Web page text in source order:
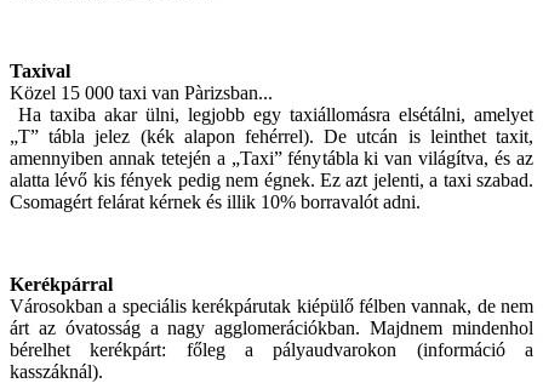
Taxival
Közel 15 000 taxi van Pàrizsban...
Ha taxiba akar ülni, legjobb egy taxiállomásra elsétálni, amelyet
„T” tábla jelez (kék alapon fehérrel). De utcán is leinthet taxit,
amennyiben annak tetején a „Taxi” fénytábla ki van világítva, és az
alatta lévő kis fények pedig nem égnek. Ez azt jelenti, a taxi szabad.
Csomagért felárat kérnek és illik 10% borravalót adni.
Kerékpárral
Városokban a speciális kerékpárutak kiépülő félben vannak, de nem
árt az óvatosság a nagy agglomerációkban. Majdnem mindenhol
bérelhet kerékpárt: főleg a pályaudvarokon (információ a
kasszáknál).